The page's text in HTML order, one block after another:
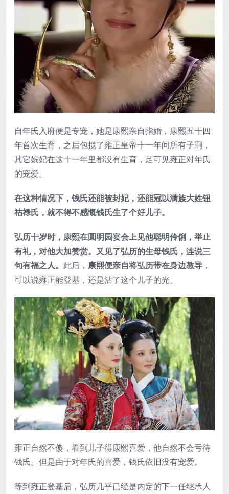
自年氏入府便是专宠，她是康熙亲自指婚，康熙五十四
年首次生育，之后包揽了雍正皇帝十一年间所有子嗣，
其它嫔妃在这十一年里都没有生育，足可见雍正对年氏
的宠爱。
在这种情况下，钱氏还能被封妃，还能冠以满族大姓钮
祜禄氏，就不得不感慨钱氏生了个好儿子。
弘历十岁时，康熙在圆明园宴会上见他聪明伶俐，举止
有礼，对他大加赞赏。又见了弘历的生母钱氏，连说三
句有福之人。 此后， 康熙便亲自将弘历带在身边教导 ，
可以说雍正能登基，还是沾了这个儿子的光。
雍正自然不傻，看到儿子得康熙喜爱，他自然不会亏待
钱氏。但是由于对年氏的喜爱，钱氏依旧没有宠爱。
等到雍正登基后，弘历几乎已经是内定的下一任继承人